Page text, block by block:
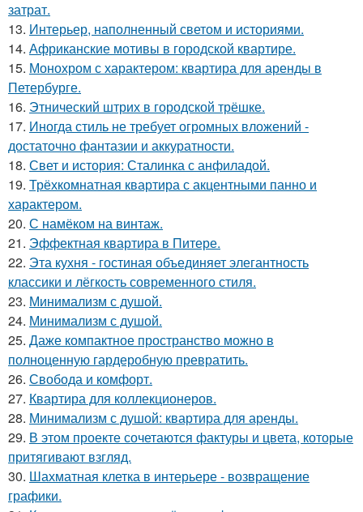
затрат.
13. Интерьер, наполненный светом и историями.
14. Африканские мотивы в городской квартире.
15. Монохром с характером: квартира для аренды в
Петербурге.
16. Этнический штрих в городской трёшке.
17. Иногда стиль не требует огромных вложений -
достаточно фантазии и аккуратности.
18. Свет и история: Сталинка с анфиладой.
19. Трёхкомнатная квартира с акцентными панно и
характером.
20. С намёком на винтаж.
21. Эффектная квартира в Питере.
22. Эта кухня - гостиная объединяет элегантность
классики и лёгкость современного стиля.
23. Минимализм с душой.
24. Минимализм с душой.
25. Даже компактное пространство можно в
полноценную гардеробную превратить.
26. Свобода и комфорт.
27. Квартира для коллекционеров.
28. Минимализм с душой: квартира для аренды.
29. В этом проекте сочетаются фактуры и цвета, которые
притягивают взгляд.
30. Шахматная клетка в интерьере - возвращение
графики.